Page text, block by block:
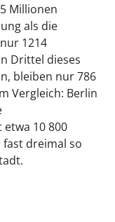
Millionen
als die
1214
Drittel dieses
bleiben nur 786
Vergleich: Berlin
10 800
dreimal so